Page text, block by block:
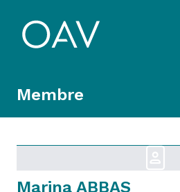
Membre
Marina ABBAS